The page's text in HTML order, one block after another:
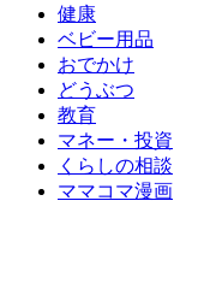
健康
ベビー用品
おでかけ
どうぶつ
教育
マネー・投資
くらしの相談
ママコマ漫画